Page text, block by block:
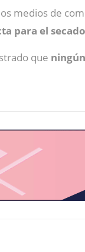
medios de
para el
que